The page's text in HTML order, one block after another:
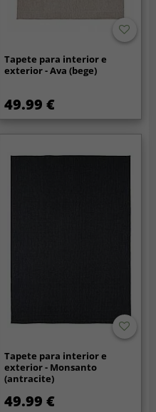
Tapete para interior e
exterior - Ava (bege)
49.99 €
Tapete para interior e
exterior - Monsanto
(antracite)
49.99 €